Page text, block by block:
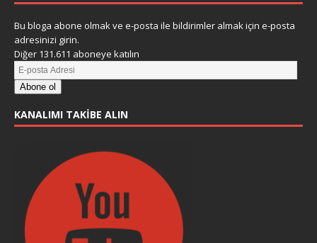
Bu bloga abone olmak ve e-posta ile bildirimler almak için e-posta
adresinizi girin.
Diğer 131.611 aboneye katılın
Abone ol
KANALIMI TAKIBE ALIN